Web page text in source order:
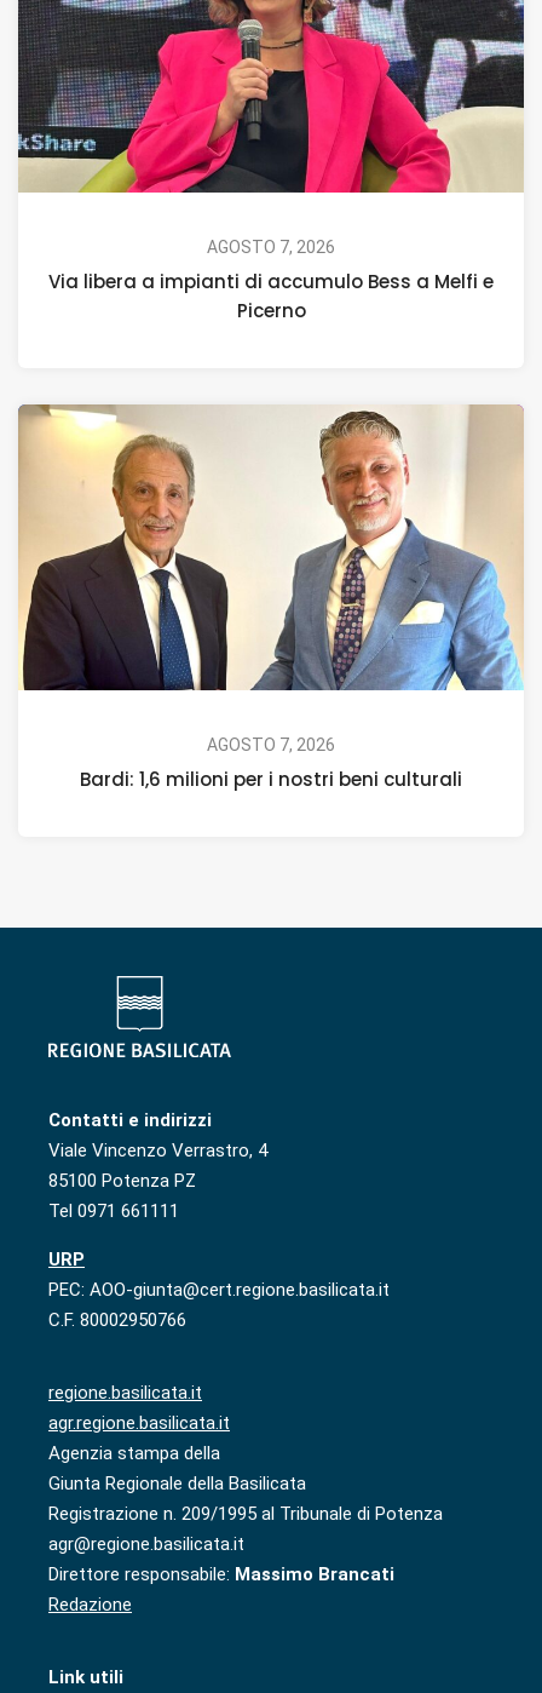
AGOSTO 7, 2026
Via libera a impianti di accumulo Bess a Melfi e
Picerno
AGOSTO 7, 2026
Bardi: 1,6 milioni per i nostri beni culturali
Contatti e indirizzi
Viale Vincenzo Verrastro, 4
85100 Potenza PZ
Tel 0971 661111
URP
PEC: AOO-giunta@cert.regione.basilicata.it
C.F. 80002950766
regione.basilicata.it
agr.regione.basilicata.it
Agenzia stampa della
Giunta Regionale della Basilicata
Registrazione n. 209/1995 al Tribunale di Potenza
agr@regione.basilicata.it
Direttore responsabile: Massimo Brancati
Redazione
Link utili